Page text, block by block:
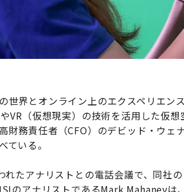
世界とオンライン上のエクスペリエン
VR（仮想現実）の技術を活用した仮
財務責任者（CFO）のデビッド・ウェ
ている。
れたアナリストとの電話会議で、同社